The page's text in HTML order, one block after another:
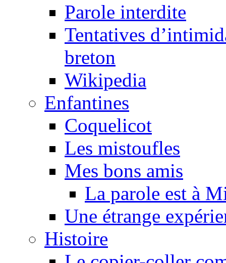
Parole interdite
Tentatives
breton
Wikipedia
Enfantines
Coquelicot
Les mistoufles
Mes bons amis
La parole est à
Une étrange
Histoire